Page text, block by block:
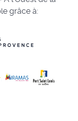
grâce à: